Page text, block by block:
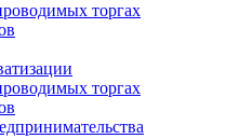
торгах
торгах